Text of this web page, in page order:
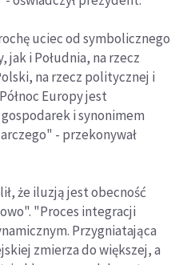
uciec od symbolicznego
jak i Południa, na rzecz
na rzecz politycznej i
Europy jest
i synonimem
- przekonywał
że iluzją jest obecność
"Proces integracji
Przygniatająca
zmierza do większej, a